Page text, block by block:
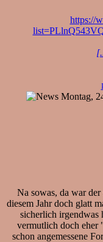
https://
Montag,
Na sowas, da war
diesem Jahr doch glatt
sicherlich irgendwas
vermutlich doch eher
schon angemessene